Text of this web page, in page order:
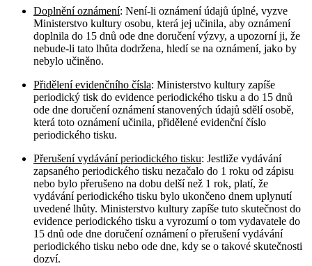
Doplnění oznámení: Není-li oznámení údajů úplné, vyzve
Ministerstvo kultury osobu, která jej učinila, aby oznámení
doplnila do 15 dnů ode dne doručení výzvy, a upozorní ji, že
nebude-li tato lhůta dodržena, hledí se na oznámení, jako by
nebylo učiněno.
Přidělení evidenčního čísla: Ministerstvo kultury zapíše
periodický tisk do evidence periodického tisku a do 15 dnů
ode dne doručení oznámení stanovených údajů sdělí osobě,
která toto oznámení učinila, přidělené evidenční číslo
periodického tisku.
Přerušení vydávání periodického tisku: Jestliže vydávání
zapsaného periodického tisku nezačalo do 1 roku od zápisu
nebo bylo přerušeno na dobu delší než 1 rok, platí, že
vydávání periodického tisku bylo ukončeno dnem uplynutí
uvedené lhůty. Ministerstvo kultury zapíše tuto skutečnost do
evidence periodického tisku a vyrozumí o tom vydavatele do
15 dnů ode dne doručení oznámení o přerušení vydávání
periodického tisku nebo ode dne, kdy se o takové skutečnosti
dozví.